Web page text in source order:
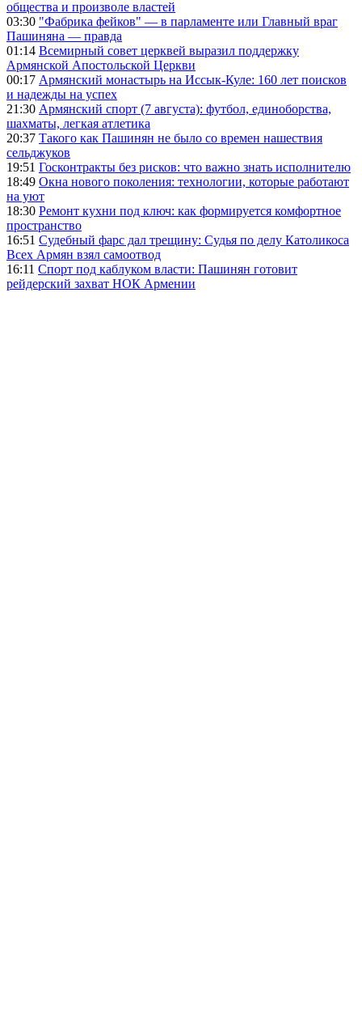
общества и произволе властей
03:30 "Фабрика фейков" — в парламенте или Главный враг
Пашиняна — правда
01:14 Всемирный совет церквей выразил поддержку
Армянской Апостольской Церкви
00:17 Армянский монастырь на Иссык-Куле: 160 лет поисков
и надежды на успех
21:30 Армянский спорт (7 августа): футбол, единоборства,
шахматы, легкая атлетика
20:37 Такого как Пашинян не было со времен нашествия
сельджуков
19:51 Госконтракты без рисков: что важно знать исполнителю
18:49 Окна нового поколения: технологии, которые работают
на уют
18:30 Ремонт кухни под ключ: как формируется комфортное
пространство
16:51 Судебный фарс дал трещину: Судья по делу Католикоса
Всех Армян взял самоотвод
16:11 Спорт под каблуком власти: Пашинян готовит
рейдерский захват НОК Армении